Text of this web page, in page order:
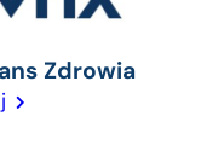
Zdrowia